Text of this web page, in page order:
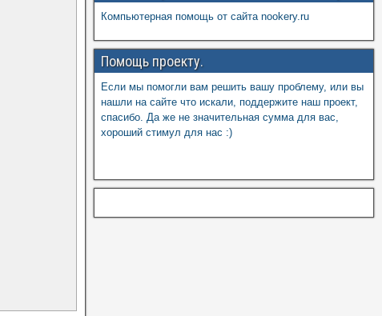
Компьютерная помощь от сайта nookery.ru
Помощь проекту.
Если мы помогли вам решить вашу проблему, или вы
нашли на сайте что искали, поддержите наш проект,
спасибо. Да же не значительная сумма для вас,
хороший стимул для нас :)